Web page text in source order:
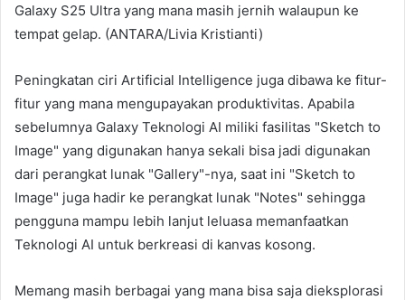
Galaxy S25 Ultra yang mana masih jernih walaupun ke
tempat gelap. (ANTARA/Livia Kristianti)
Peningkatan ciri Artificial Intelligence juga dibawa ke fitur-
fitur yang mana mengupayakan produktivitas. Apabila
sebelumnya Galaxy Teknologi AI miliki fasilitas "Sketch to
Image" yang digunakan hanya sekali bisa jadi digunakan
dari perangkat lunak "Gallery"-nya, saat ini "Sketch to
Image" juga hadir ke perangkat lunak "Notes" sehingga
pengguna mampu lebih lanjut leluasa memanfaatkan
Teknologi AI untuk berkreasi di kanvas kosong.
Memang masih berbagai yang mana bisa saja dieksplorasi